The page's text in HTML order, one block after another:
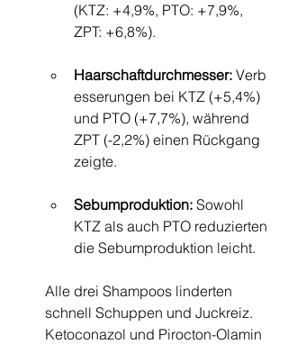
(KTZ: +4,9%, PTO: +7,9%,
ZPT: +6,8%).
Haarschaftdurchmesser: Verb
esserungen bei KTZ (+5,4%)
und PTO (+7,7%), während
ZPT (-2,2%) einen Rückgang
zeigte.
Sebumproduktion: Sowohl
KTZ als auch PTO reduzierten
die Sebumproduktion leicht.
Alle drei Shampoos linderten
schnell Schuppen und Juckreiz.
Ketoconazol und Pirocton-Olamin